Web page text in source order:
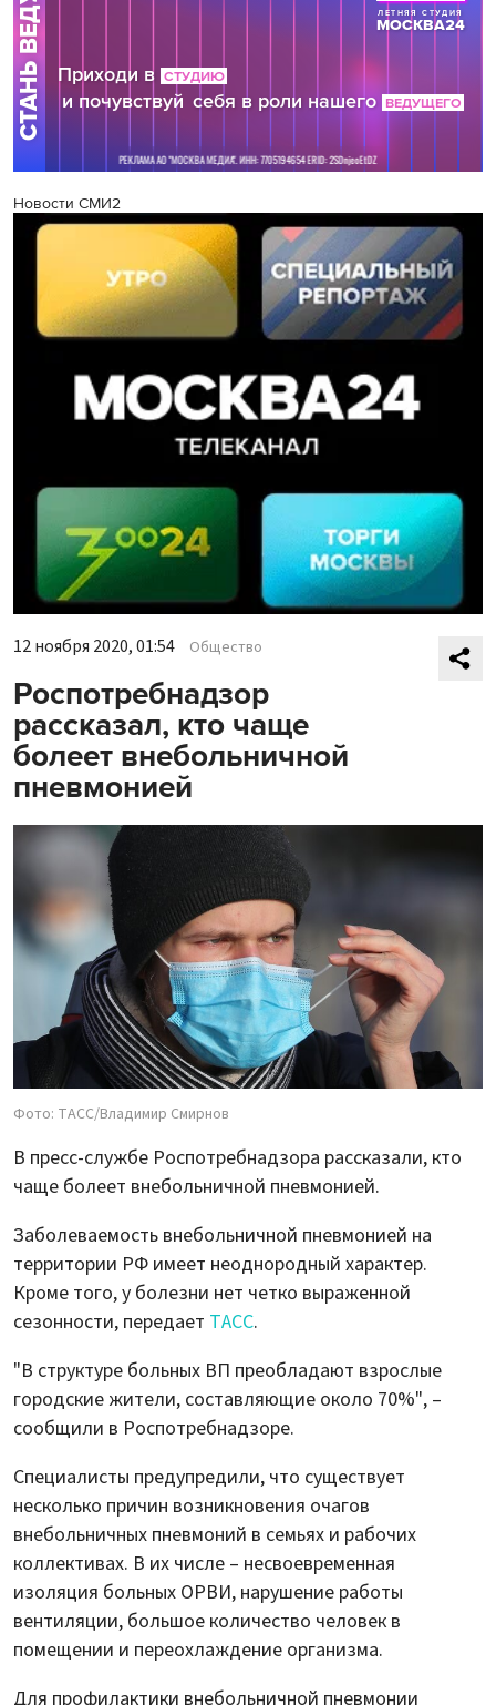
Новости СМИ2
12 ноября 2020, 01:54 Общество
Роспотребнадзор
рассказал, кто чаще
болеет внебольничной
пневмонией
Фото: ТАСС/Владимир Смирнов
В пресс-службе Роспотребнадзора рассказали, кто
чаще болеет внебольничной пневмонией.
Заболеваемость внебольничной пневмонией на
территории РФ имеет неоднородный характер.
Кроме того, у болезни нет четко выраженной
сезонности, передает ТАСС.
"В структуре больных ВП преобладают взрослые
городские жители, составляющие около 70%", –
сообщили в Роспотребнадзоре.
Специалисты предупредили, что существует
несколько причин возникновения очагов
внебольничных пневмоний в семьях и рабочих
коллективах. В их числе – несвоевременная
изоляция больных ОРВИ, нарушение работы
вентиляции, большое количество человек в
помещении и переохлаждение организма.
Для профилактики внебольничной пневмонии